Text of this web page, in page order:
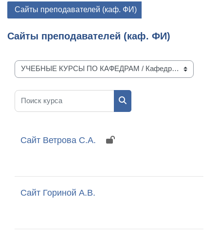
Сайты преподавателей (каф. ФИ)
Сайты преподавателей (каф. ФИ)
Категории курсов
Поиск курса
Поиск курса
Сайт Ветрова С.А.
Сайт Гориной А.В.